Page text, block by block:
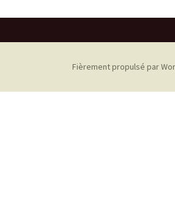
Fièrement propulsé par